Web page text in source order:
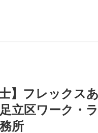
士】フレックス
立区ワーク・
所